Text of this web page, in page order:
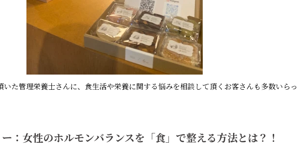
いた管理栄養士さんに、食生活や栄養に関する悩みを相談して頂くお客さんも多数いらっ
ー：女性のホルモンバランスを「食」で整える方法とは？！